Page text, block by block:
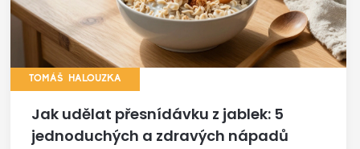
TOMÁŠ HALOUZKA
Jak udělat přesnídávku z jablek: 5
jednoduchých a zdravých nápadů